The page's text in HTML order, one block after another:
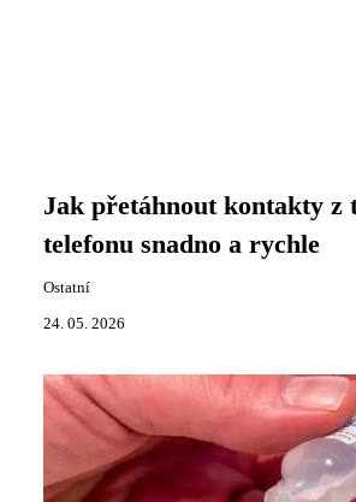
Jak přetáhnout kontakty z
telefonu snadno a rychle
Ostatní
24. 05. 2026